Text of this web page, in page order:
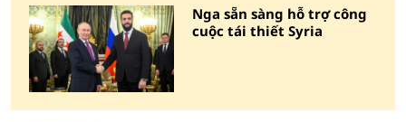
Nga sẵn sàng hỗ trợ công
cuộc tái thiết Syria